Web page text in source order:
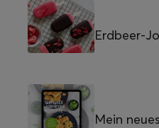
Erdbeer-
Mein